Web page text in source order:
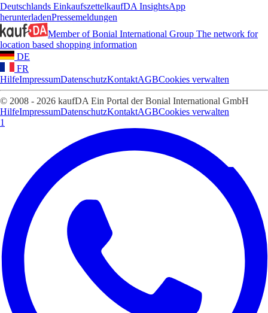
Deutschlands EinkaufszettelkaufDA InsightsApp
herunterladenPressemeldungen
Member of Bonial International Group The network for
location based shopping information
DE
FR
HilfeImpressumDatenschutzKontaktAGBCookies verwalten
© 2008 - 2026 kaufDA Ein Portal der Bonial International GmbH
HilfeImpressumDatenschutzKontaktAGBCookies verwalten
1